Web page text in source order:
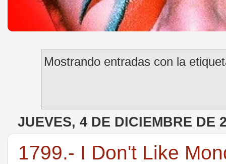
Mostrando entradas con la
JUEVES, 4 DE DICIEMBRE DE
1799.- I Don't Like